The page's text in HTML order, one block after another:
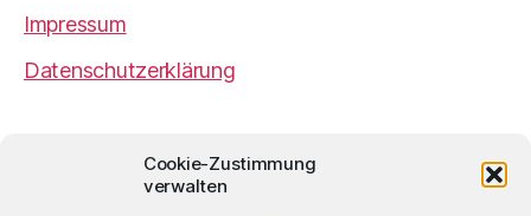
Cookie-Zustimmung
verwalten
Impressum
Datenschutzerklärung
Ulrich Würdemannist sofern nicht
anders angegeben lizenziert unter einer
Creative